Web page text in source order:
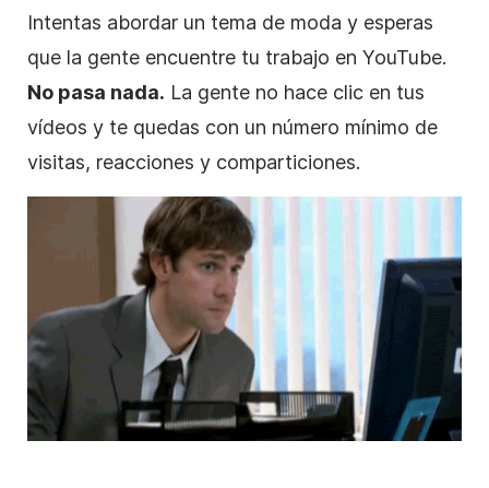
Intentas abordar un tema de moda y esperas
que la gente encuentre tu trabajo en YouTube.
No pasa nada. La gente no hace clic en tus
vídeos y te quedas con un número mínimo de
visitas, reacciones y comparticiones.